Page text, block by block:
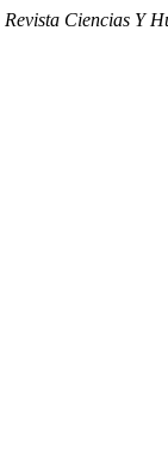
Revista Ciencias Y